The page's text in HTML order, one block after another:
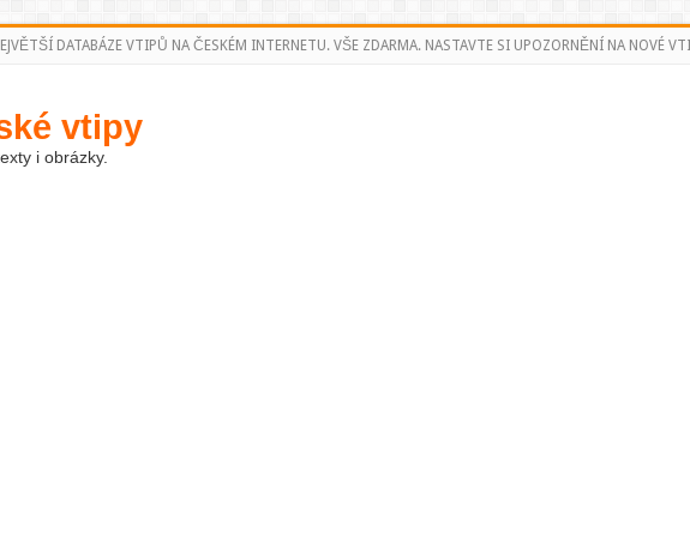
DATABÁZE VTIPŮ NA ČESKÉM INTERNETU. VŠE ZDARMA. NASTAVTE SI UPOZORNĚNÍ NA NOVÉ
vtipy
i obrázky.